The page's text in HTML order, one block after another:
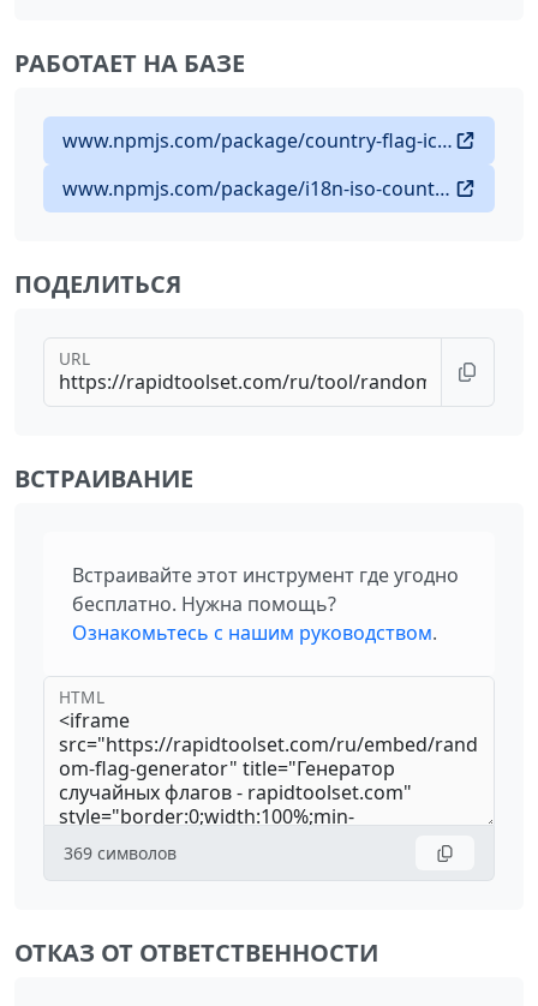
РАБОТАЕТ НА БАЗЕ
www.npmjs.com/package/country-flag-icons
www.npmjs.com/package/i18n-iso-countries
ПОДЕЛИТЬСЯ
URL
ВСТРАИВАНИЕ
Встраивайте этот инструмент где угодно
бесплатно. Нужна помощь?
Ознакомьтесь с нашим руководством.
HTML
369 символов
ОТКАЗ ОТ ОТВЕТСТВЕННОСТИ